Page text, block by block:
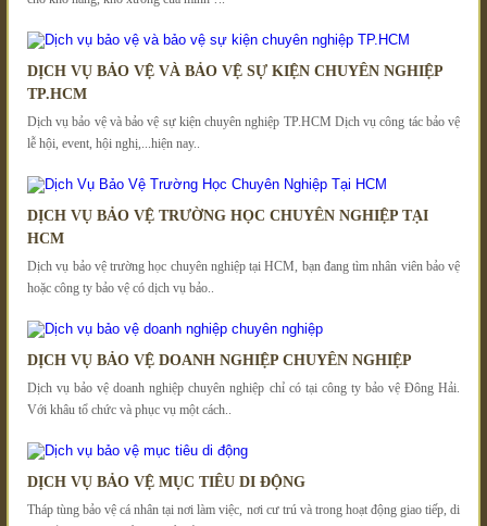
DỊCH VỤ BẢO VỆ VÀ BẢO VỆ SỰ KIỆN CHUYÊN NGHIỆP
TP.HCM
Dịch vụ bảo vệ và bảo vệ sự kiện chuyên nghiệp TP.HCM Dịch vụ công tác bảo vệ
lễ hội, event, hội nghị,...hiện nay..
DỊCH VỤ BẢO VỆ TRƯỜNG HỌC CHUYÊN NGHIỆP TẠI
HCM
Dịch vụ bảo vệ trường học chuyên nghiệp tại HCM, bạn đang tìm nhân viên bảo vệ
hoặc công ty bảo vệ có dịch vụ bảo..
DỊCH VỤ BẢO VỆ DOANH NGHIỆP CHUYÊN NGHIỆP
Dịch vụ bảo vệ doanh nghiệp chuyên nghiệp chỉ có tại công ty bảo vệ Đông Hải.
Với khâu tổ chức và phục vụ một cách..
DỊCH VỤ BẢO VỆ MỤC TIÊU DI ĐỘNG
Tháp tùng bảo vệ cá nhân tại nơi làm việc, nơi cư trú và trong hoạt động giao tiếp, di